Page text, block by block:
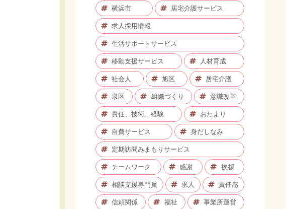
横浜市 居宅介護サービス
求人採用情報
生活サポートサービス
移動支援サービス 人材育成
社会人 旭区 居宅介護
泉区 組織づくり 意識改革
責任、技術、経験 おたより
自費サービス 身だしなみ
定期訪問みまもりサービス
チームワーク 感謝 挨拶
相談支援専門員 求人 責任感
信頼関係 福祉 事業所運営